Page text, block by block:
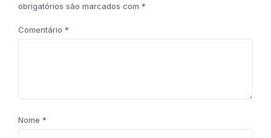
obrigatórios são marcados com *
Comentário *
Nome *